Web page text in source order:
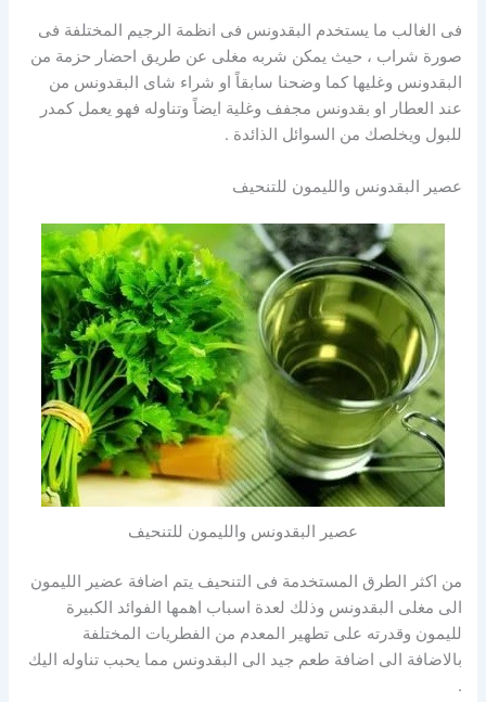
فى الغالب ما يستخدم البقدونس فى انظمة الرجيم المختلفة فى
صورة شراب ، حيث يمكن شربه مغلى عن طريق احضار حزمة من
البقدونس وغليها كما وضحنا سابقاً او شراء شاى البقدونس من
عند العطار او بقدونس مجفف وغلية ايضاً وتناوله فهو يعمل كمدر
للبول ويخلصك من السوائل الذائدة .
عصير البقدونس والليمون للتنحيف
عصير البقدونس والليمون للتنحيف
من اكثر الطرق المستخدمة فى التنحيف يتم اضافة عضير الليمون
الى مغلى البقدونس وذلك لعدة اسباب اهمها الفوائد الكبيرة
لليمون وقدرته على تطهير المعدم من الفطريات المختلفة
بالاضافة الى اضافة طعم جيد الى البقدونس مما يحبب تناوله اليك
.